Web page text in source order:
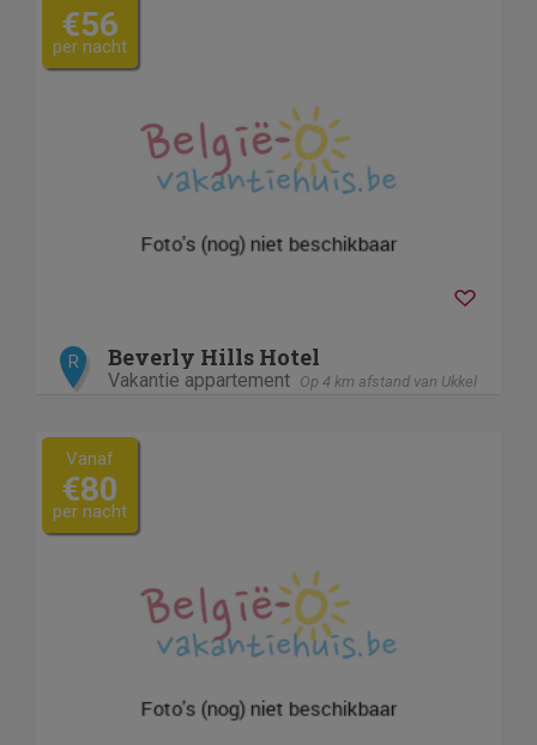
€56
per nacht
R Beverly Hills Hotel
Vakantie appartement Op 4 km afstand van Ukkel
Vanaf
€80
per nacht